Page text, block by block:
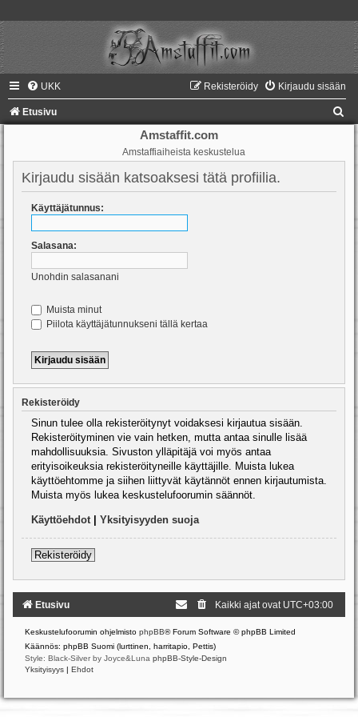
UKK Kirjaudu sisään
Rekisteröidy
Etusivu
Amstaffit.com
Amstaffiaiheista keskustelua
Kirjaudu sisään katsoaksesi tätä profiilia.
Käyttäjätunnus:
Salasana:
Unohdin salasanani
Muista minut
Piilota käyttäjätunnukseni tällä kertaa
Rekisteröidy
Sinun tulee olla rekisteröitynyt voidaksesi kirjautua sisään.
Rekisteröityminen vie vain hetken, mutta antaa sinulle lisää
mahdollisuuksia. Sivuston ylläpitäjä voi myös antaa
erityisoikeuksia rekisteröityneille käyttäjille. Muista lukea
käyttöehtomme ja siihen liittyvät käytännöt ennen kirjautumista.
Muista myös lukea keskustelufoorumin säännöt.
Käyttöehdot Yksityisyyden suoja
Rekisteröidy
Etusivu Kaikki ajat ovat UTC+03:00
Keskustelufoorumin ohjelmisto phpBB® Forum Software © phpBB Limited
Käännös: phpBB Suomi (lurttinen, harritapio, Pettis)
Style: Black-Silver by Joyce&Luna phpBB-Style-Design
Yksityisyys | Ehdot